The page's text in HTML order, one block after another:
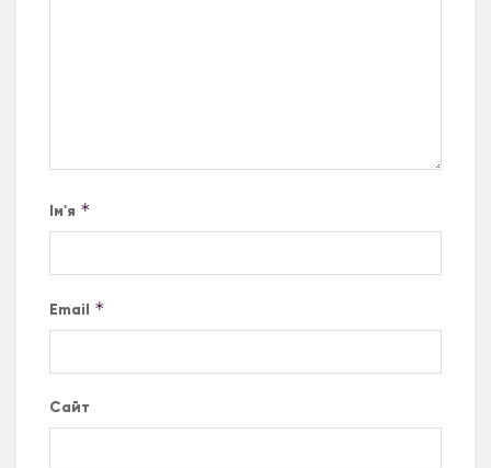
Ім'я *
Email *
Сайт